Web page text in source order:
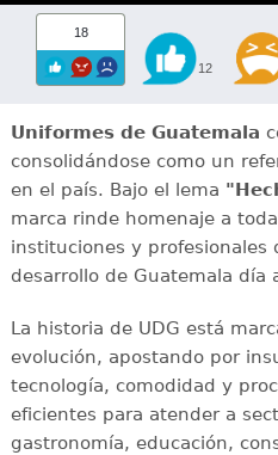
18
12
Uniformes de Guatemala
consolidándose como un
en el país. Bajo el lema
marca rinde homenaje a
instituciones y profesionales
desarrollo de Guatemala día
La historia de UDG está
evolución, apostando por
tecnología, comodidad y
eficientes para atender a
gastronomía, educación,